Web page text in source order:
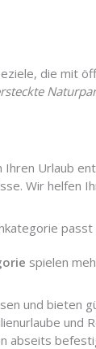
die mit
Ihren Urlaub
Wir helfen
passt
spielen
und bieten
und
abseits